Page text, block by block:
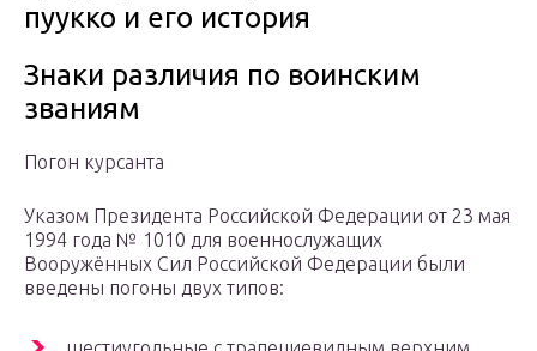
пуукко и его история
Знаки различия по воинским
званиям
Погон курсанта
Указом Президента Российской Федерации от 23 мая
1994 года № 1010 для военнослужащих
Вооружённых Сил Российской Федерации были
введены погоны двух типов: